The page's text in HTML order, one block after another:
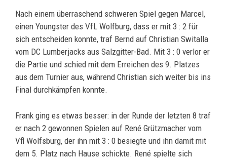
Nach einem überraschend schweren Spiel gegen Marcel,
einen Youngster des VfL Wolfburg, dass er mit 3 : 2 für
sich entscheiden konnte, traf Bernd auf Christian Switalla
vom DC Lumberjacks aus Salzgitter-Bad. Mit 3 : 0 verlor er
die Partie und schied mit dem Erreichen des 9. Platzes
aus dem Turnier aus, während Christian sich weiter bis ins
Final durchkämpfen konnte.
Frank ging es etwas besser: in der Runde der letzten 8 traf
er nach 2 gewonnen Spielen auf René Grützmacher vom
Vfl Wolfsburg, der ihn mit 3 : 0 besiegte und ihn damit mit
dem 5. Platz nach Hause schickte. René spielte sich